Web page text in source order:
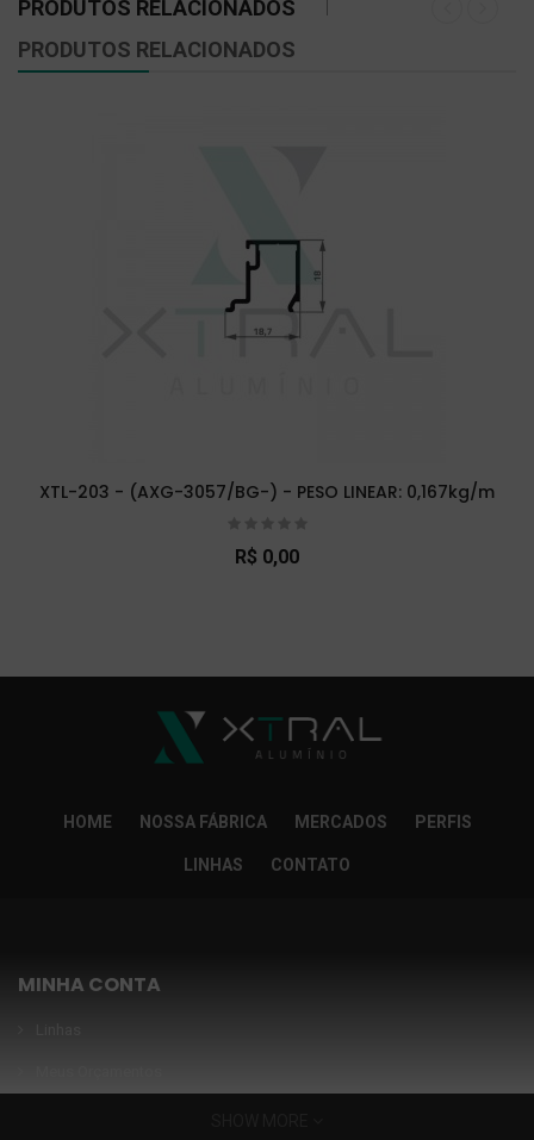
PRODUTOS RELACIONADOS
PRODUTOS RELACIONADOS
XTL-203 - (AXG-3057/BG-) - PESO LINEAR: 0,167kg/m
R$ 0,00
HOME NOSSA FÁBRICA MERCADOS PERFIS
LINHAS CONTATO
MINHA CONTA